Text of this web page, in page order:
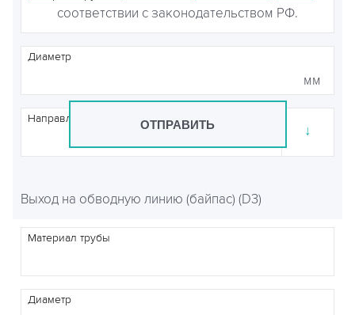
Диаметр
мм
↓
Направление
Выход на обводную линию (байпас) (D3)
Материал трубы
Диаметр
соответствии с законодательством РФ.
ОТПРАВИТЬ